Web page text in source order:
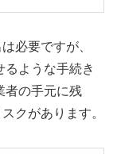
必要ですが、
るような手続き
者の手元に残
クがあります。